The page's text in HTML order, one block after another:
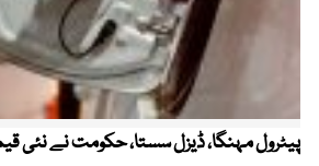
پیٹرول مہنگا، ڈیزل سستا، حکومت نے نئی